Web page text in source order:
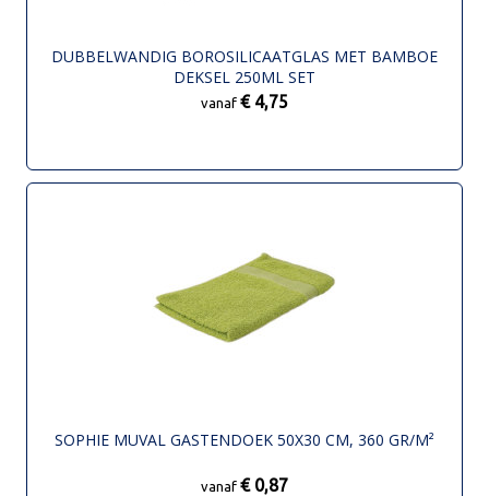
DUBBELWANDIG BOROSILICAATGLAS MET BAMBOE
DEKSEL 250ML SET
vanaf € 4,75
SOPHIE MUVAL GASTENDOEK 50X30 CM, 360 GR/M²
vanaf € 0,87